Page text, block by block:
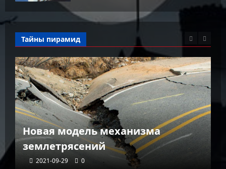
Тайны пирамид
Новая модель механизма
землетрясений
2021-09-29 0